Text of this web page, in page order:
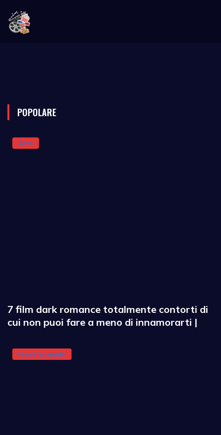
POPOLARE
Altro
7 film dark romance totalmente contorti di
cui non puoi fare a meno di innamorarti |
Finale Spiegato